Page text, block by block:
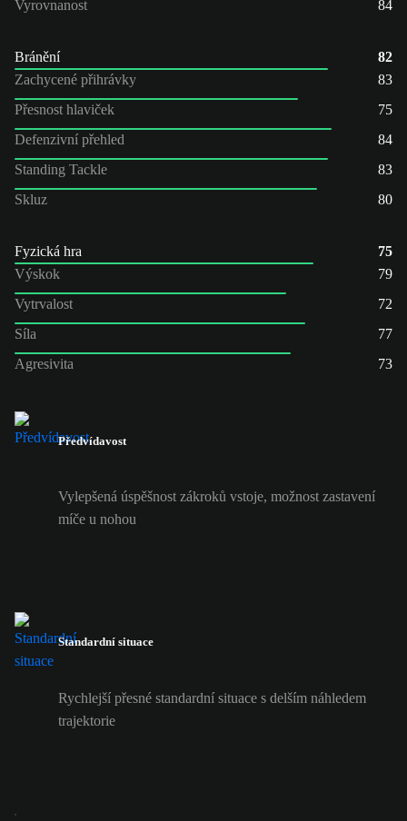
Vyrovnanost
84
Bránění
82
Zachycené přihrávky
83
Přesnost hlaviček
75
Defenzivní přehled
84
Standing Tackle
83
Skluz
80
Fyzická hra
75
Výskok
79
Vytrvalost
72
Síla
77
Agresivita
73
Předvídavost
Vylepšená úspěšnost zákroků vstoje, možnost zastavení
míče u nohou
Standardní situace
Rychlejší přesné standardní situace s delším náhledem
trajektorie